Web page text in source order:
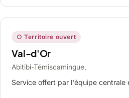
○ Territoire ouvert
Val-d'Or
Abitibi-Témiscamingue,
Service offert par l'équipe